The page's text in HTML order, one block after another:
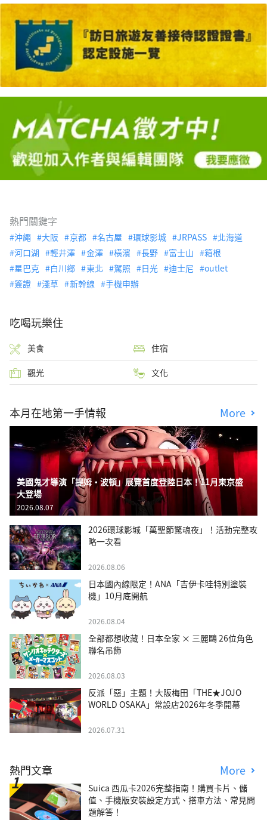
熱門關鍵字
沖繩 大阪 京都 名古屋 環球影城 JRPASS
北海道
河口湖
輕井澤 金澤 橫濱 長野 富士山
箱根
星巴克
白川鄉 東北 駕照 日光 迪士尼
outlet
簽證
淺草 新幹線 手機申辦
吃喝玩樂住
美食 住宿
觀光 文化
本月在地第一手情報 More
美國鬼才導演「提姆・波頓」展覽首度登陸日本！11月東京盛
大登場
2026.08.07
2026環球影城「萬聖節驚魂夜」！活動完整攻
略一次看
2026.08.06
日本國內線限定！ANA「吉伊卡哇特別塗裝
機」10月底開航
2026.08.04
全部都想收藏！日本全家 × 三麗鷗 26位角色
聯名吊飾
2026.08.03
反派「惡」主題！大阪梅田「THE★JOJO
WORLD OSAKA」常設店2026年冬季開幕
2026.07.31
熱門文章 More
Suica 西瓜卡2026完整指南！購買卡片、儲
值、手機版安裝設定方式、搭車方法、常見問
題解答！